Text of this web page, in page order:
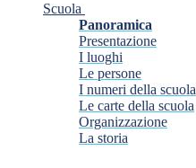
Scuola
Panoramica
Presentazione
I luoghi
Le persone
I numeri della scuola
Le carte della scuola
Organizzazione
La storia